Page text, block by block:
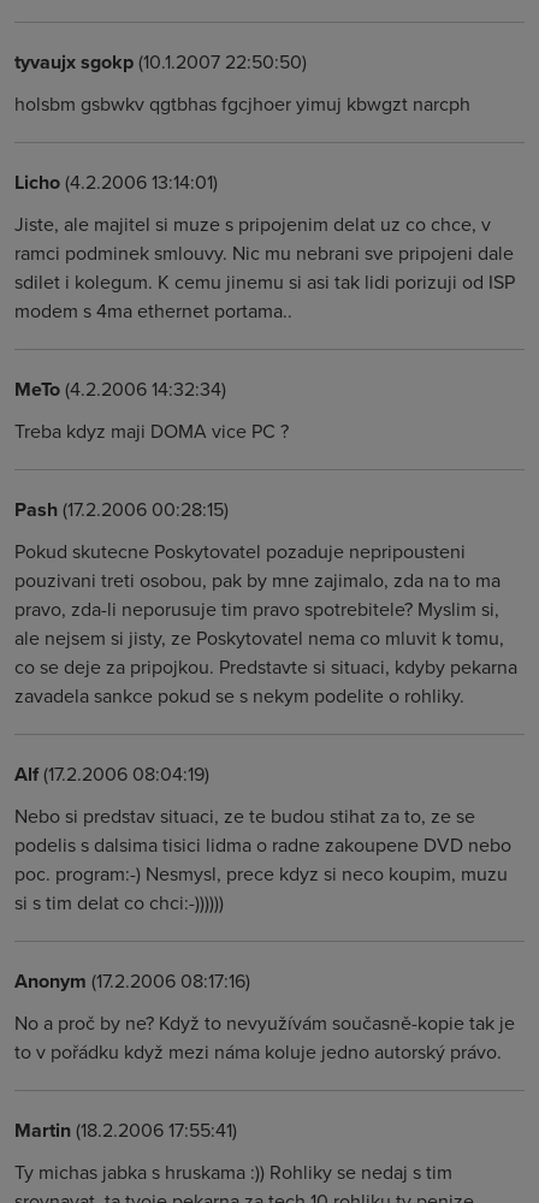
tyvaujx sgokp(10.1.2007 22:50:50)
holsbm gsbwkv qgtbhas fgcjhoer yimuj kbwgzt narcph
Licho(4.2.2006 13:14:01)
Jiste, ale majitel si muze s pripojenim delat uz co chce, v
ramci podminek smlouvy. Nic mu nebrani sve pripojeni dale
sdilet i kolegum. K cemu jinemu si asi tak lidi porizuji od ISP
modem s 4ma ethernet portama..
MeTo(4.2.2006 14:32:34)
Treba kdyz maji DOMA vice PC ?
Pash(17.2.2006 00:28:15)
Pokud skutecne Poskytovatel pozaduje nepripousteni
pouzivani treti osobou, pak by mne zajimalo, zda na to ma
pravo, zda-li neporusuje tim pravo spotrebitele? Myslim si,
ale nejsem si jisty, ze Poskytovatel nema co mluvit k tomu,
co se deje za pripojkou. Predstavte si situaci, kdyby pekarna
zavadela sankce pokud se s nekym podelite o rohliky.
Alf(17.2.2006 08:04:19)
Nebo si predstav situaci, ze te budou stihat za to, ze se
podelis s dalsima tisici lidma o radne zakoupene DVD nebo
poc. program:-) Nesmysl, prece kdyz si neco koupim, muzu
si s tim delat co chci:-))))))
Anonym (17.2.2006 08:17:16)
No a proč by ne? Když to nevyužívám současně-kopie tak je
to v pořádku když mezi náma koluje jedno autorský právo.
Martin(18.2.2006 17:55:41)
Ty michas jabka s hruskama :)) Rohliky se nedaj s tim